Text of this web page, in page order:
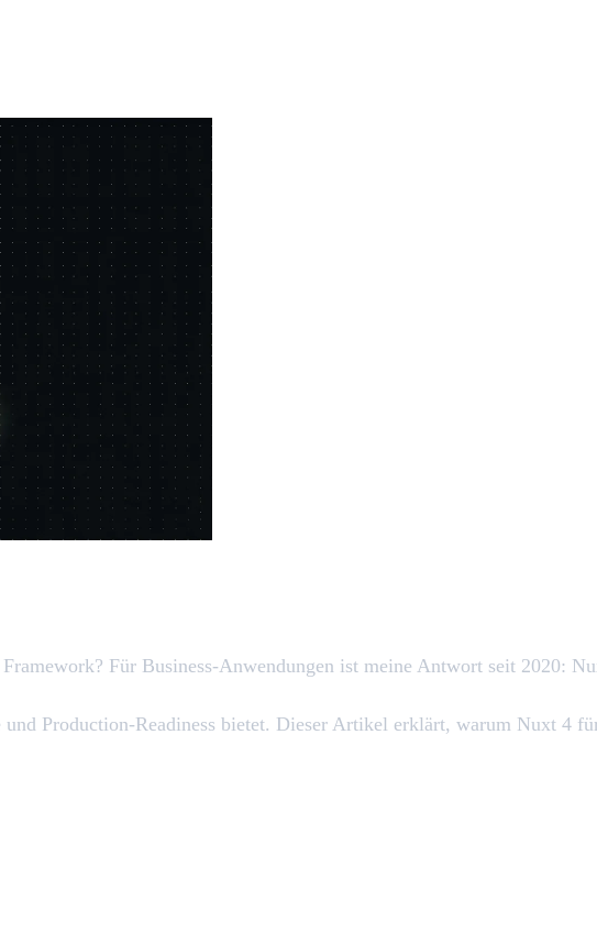
Für Business-Anwendungen ist meine Antwort seit 2020:
Production-Readiness bietet. Dieser Artikel erklärt, warum Nuxt 4